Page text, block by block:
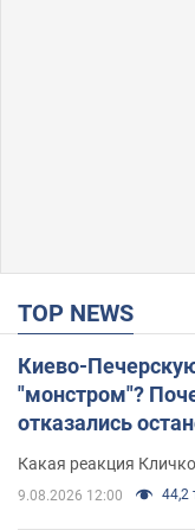
TOP NEWS
Киево-
"монстром"?
отказались
небоскреба
Какая реакция
9.08.2026 12:00 44,2